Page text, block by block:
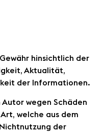
hinsichtlich der
Aktualität,
der Informationen.
wegen Schäden
welche aus dem
der